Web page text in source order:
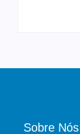
Sobre Nós